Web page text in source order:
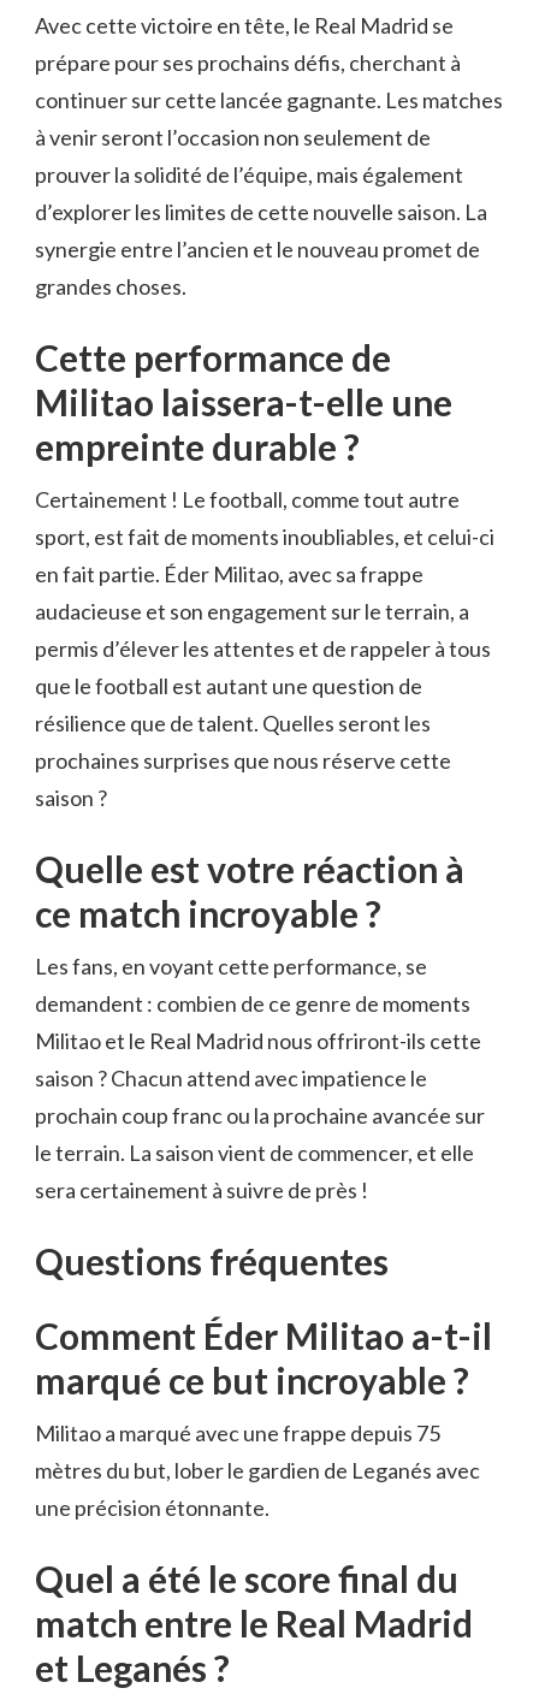
Avec cette victoire en tête, le Real Madrid se
prépare pour ses prochains défis, cherchant à
continuer sur cette lancée gagnante. Les matches
à venir seront l’occasion non seulement de
prouver la solidité de l’équipe, mais également
d’explorer les limites de cette nouvelle saison. La
synergie entre l’ancien et le nouveau promet de
grandes choses.
Cette performance de
Militao laissera-t-elle une
empreinte durable ?
Certainement ! Le football, comme tout autre
sport, est fait de moments inoubliables, et celui-ci
en fait partie. Éder Militao, avec sa frappe
audacieuse et son engagement sur le terrain, a
permis d’élever les attentes et de rappeler à tous
que le football est autant une question de
résilience que de talent. Quelles seront les
prochaines surprises que nous réserve cette
saison ?
Quelle est votre réaction à
ce match incroyable ?
Les fans, en voyant cette performance, se
demandent : combien de ce genre de moments
Militao et le Real Madrid nous offriront-ils cette
saison ? Chacun attend avec impatience le
prochain coup franc ou la prochaine avancée sur
le terrain. La saison vient de commencer, et elle
sera certainement à suivre de près !
Questions fréquentes
Comment Éder Militao a-t-il
marqué ce but incroyable ?
Militao a marqué avec une frappe depuis 75
mètres du but, lober le gardien de Leganés avec
une précision étonnante.
Quel a été le score final du
match entre le Real Madrid
et Leganés ?